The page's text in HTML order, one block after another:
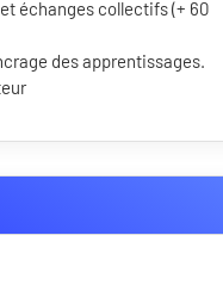
échanges collectifs (+ 60
des apprentissages.